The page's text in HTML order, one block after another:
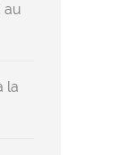
au
la